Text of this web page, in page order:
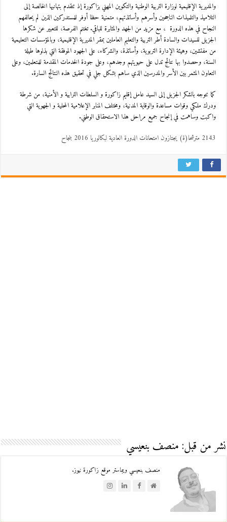
والمديرية الإقليمية لوزارة التربية الوطنية والتكوين المهني بزاكورة إذ تتقدم بتهانيها الخالصة إلى
التلاميذ والتلميذات الناجحين وأسرهم وأساتذتهم، متمنية حظا أوفر للمستدركين الذين لم يحالفهم
النجاح في هذه الدورة ، مع مزيد من الجهد والمثابرة للباقي. تغتنم الفرصة، للتعبير عن شكرها
الجزيل للسيدات والسادة أطر التربية والتعليم العاملين بمقر المديرية الإقليمية، وبالمؤسسات التعليمية
من مفتشين، وهيئة الإدارة التربوية، وأساتذة، والشركاء، على الجهود الموفقة التي بذلوها طيلة
السنة، وحصدوا بها نتائج تدل على حيويتهم وجدهم، وعلى جودة الخدمات المقدمة للمتعلمين، وعلى
التعاون المثمر بين الأسر والمدرسين الذي ساهم بشكل جلي في تحقيق هذه النتائج السارة.
كما تتوجه بالشكر الجزيل إلى السيد عامل إقليم زاكورة و السلطات الترابية و الأمنية، من شرطة
ودرك ملكي وقوات مساعدة والوقاية المدنية، ومختلف المنابر الإعلامية المحلية و الجهوية التي
واكبت وساهمت في إنجاح جميع مراحل هذا الاستحقاق الوطني.
2143 مترشحا(ة) يجتازون امتحانات الدورة العادية لبكالوريا 2016 بنجاح
نشر من قبل: منصف بنعيسي
منصف بنعيسي ويبماستر موقع زاكورة نيوز.